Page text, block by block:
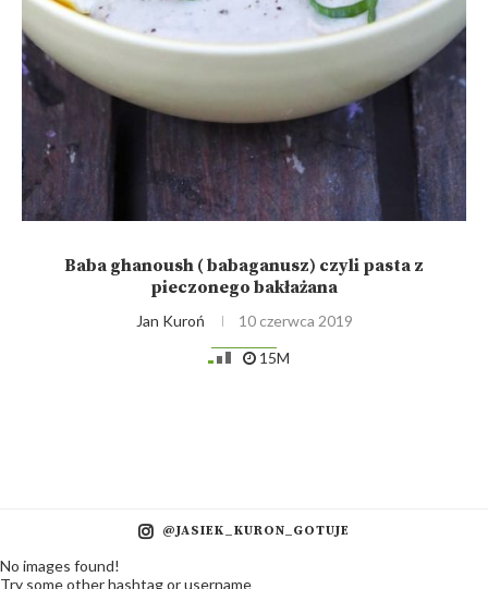
Baba ghanoush ( babaganusz) czyli pasta z
pieczonego bakłażana
Jan Kuroń
10 czerwca 2019
15M
@JASIEK_KURON_GOTUJE
No images found!
Try some other hashtag or username